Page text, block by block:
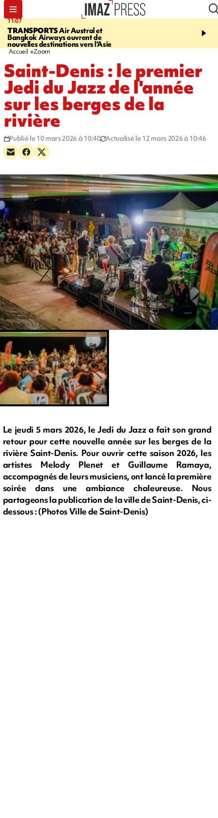
11:07
TRANSPORTSAir Austral et
Bangkok Airways ouvrent de
nouvelles destinations vers l’Asie
11:48
l'eau est dégradée à la
Accueil Zoom
Saint-Denis : le premier
Jedi du Jazz de l'année
sur les berges de la
rivière
Publié le 10 mars 2026 à 10:40 Actualisé le 12 mars 2026 à 10:46
Le jeudi 5 mars 2026, le Jedi du Jazz a fait son grand
retour pour cette nouvelle année sur les berges de la
rivière Saint-Denis. Pour ouvrir cette saison 2026, les
artistes Melody Plenet et Guillaume Ramaya,
accompagnés de leurs musiciens, ont lancé la première
soirée dans une ambiance chaleureuse. Nous
partageons la publication de la ville de Saint-Denis, ci-
dessous : (Photos Ville de Saint-Denis)